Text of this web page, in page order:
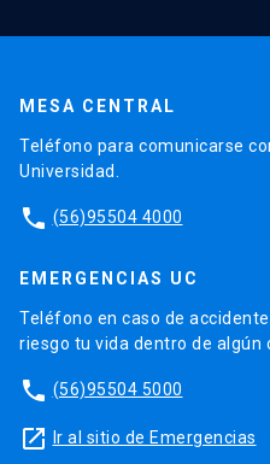
MESA CENTRAL
Teléfono para comunicarse
Universidad.
phone (56)95504 4000
EMERGENCIAS UC
Teléfono en caso de
riesgo tu vida dentro de algún
phone (56)95504 5000
launch Ir al sitio de Emergencias